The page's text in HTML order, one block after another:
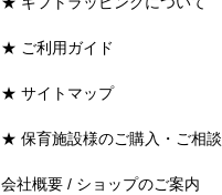
★ ご利用ガイド
★ サイトマップ
★ 保育施設様のご購入・ご相談
会社概要 / ショップのご案内